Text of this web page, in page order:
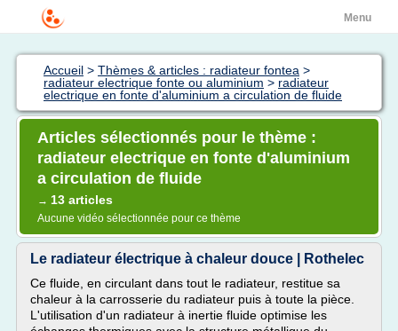
Menu
Accueil > Thèmes & articles : radiateur fontea >
radiateur electrique fonte ou aluminium > radiateur
electrique en fonte d'aluminium a circulation de fluide
Articles sélectionnés pour le thème :
radiateur electrique en fonte d'aluminium
a circulation de fluide
→ 13 articles
Aucune vidéo sélectionnée pour ce thème
Le radiateur électrique à chaleur douce | Rothelec
Ce fluide, en circulant dans tout le radiateur, restitue sa
chaleur à la carrosserie du radiateur puis à toute la pièce.
L'utilisation d'un radiateur à inertie fluide optimise les